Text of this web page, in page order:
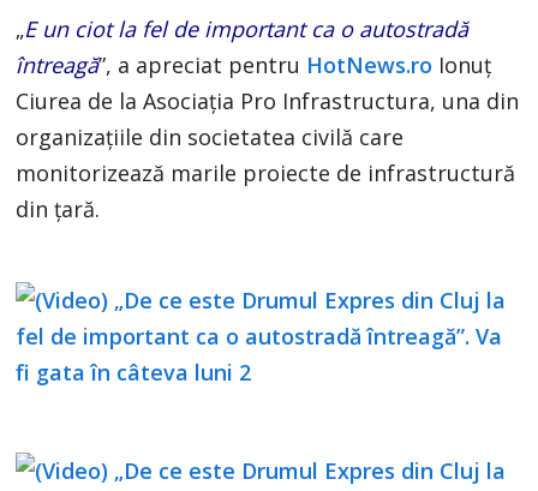
„E un ciot la fel de important ca o autostradă
întreagă”, a apreciat pentru HotNews.ro Ionuț
Ciurea de la Asociația Pro Infrastructura, una din
organizațiile din societatea civilă care
monitorizează marile proiecte de infrastructură
din țară.